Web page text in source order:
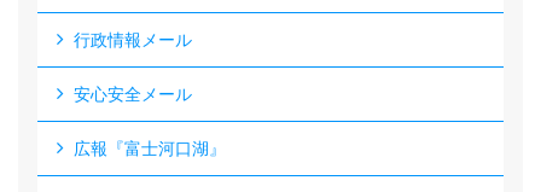
行政情報メール
安心安全メール
広報『富士河口湖』